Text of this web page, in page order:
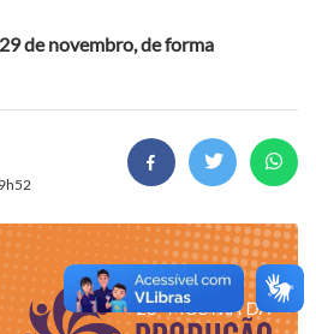
de novembro, de forma